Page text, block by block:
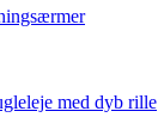
med dyb rille